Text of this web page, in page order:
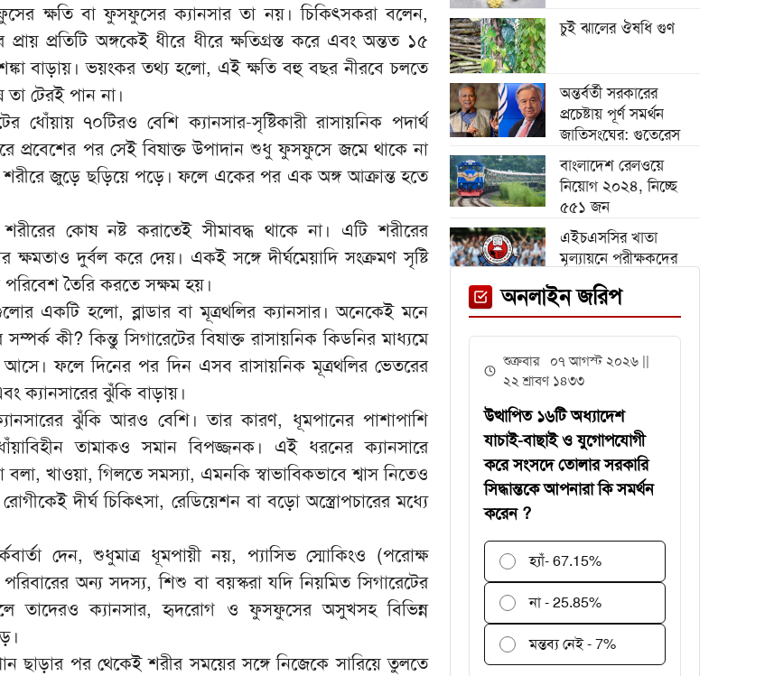
ক্ষতি বা ফুসফুসের ক্যানসার তা নয়। চিকিৎসকরা বলেন,
প্রতিটি অঙ্গকেই ধীরে ধীরে ক্ষতিগ্রস্ত করে এবং অন্তত ১৫
বাড়ায়। ভয়ংকর তথ্য হলো, এই ক্ষতি বহু বছর নীরবে চলতে
টেরই পান না।
ধোঁয়ায় ৭০টিরও বেশি ক্যানসার-সৃষ্টিকারী রাসায়নিক পদার্থ
প্রবেশের পর সেই বিষাক্ত উপাদান শুধু ফুসফুসে জমে থাকে না
শরীরে জুড়ে ছড়িয়ে পড়ে। ফলে একের পর এক অঙ্গ আক্রান্ত হতে
কোষ নষ্ট করাতেই সীমাবদ্ধ থাকে না। এটি শরীরের
ক্ষমতাও দুর্বল করে দেয়। একই সঙ্গে দীর্ঘমেয়াদি সংক্রমণ সৃষ্টি
তৈরি করতে সক্ষম হয়।
একটি হলো, ব্লাডার বা মূত্রথলির ক্যানসার। অনেকেই মনে
কী? কিন্তু সিগারেটের বিষাক্ত রাসায়নিক কিডনির মাধ্যমে
আসে। ফলে দিনের পর দিন এসব রাসায়নিক মূত্রথলির ভেতরের
ক্যানসারের ঝুঁকি বাড়ায়।
ঝুঁকি আরও বেশি। তার কারণ, ধূমপানের পাশাপাশি
তামাকও সমান বিপজ্জনক। এই ধরনের ক্যানসারে
খাওয়া, গিলতে সমস্যা, এমনকি স্বাভাবিকভাবে শ্বাস নিতেও
দীর্ঘ চিকিৎসা, রেডিয়েশন বা বড়ো অস্ত্রোপচারের মধ্যে
দেন, শুধুমাত্র ধূমপায়ী নয়, প্যাসিভ স্মোকিংও (পরোক্ষ
অন্য সদস্য, শিশু বা বয়স্করা যদি নিয়মিত সিগারেটের
তাদেরও ক্যানসার, হৃদরোগ ও ফুসফুসের অসুখসহ বিভিন্ন
ছাড়ার পর থেকেই শরীর সময়ের সঙ্গে নিজেকে সারিয়ে তুলতে
পাউরুটি ফ্রিজে রাখলে
পুষ্টিগুণ নষ্ট হয়?
চট্টগ্রামে মসজিদে চুরি
হওয়া পৌনে ২ লাখ
টাকাসহ আটক ২
অস্ট্রিয়া ম্যাচের আগে
এক তারকাকে হারাল
গবেষণা অনুদান দেবে
আবেদন ৩১ জুলাই
পর্যন্ত
রোনালদিনহোকে ছাড়িয়ে
গেলেন ভিনিসিয়ুস
ফেনী স্টেশনে মেঘনা
চুই ঝালের ঔষধি গুণ
অন্তর্বর্তী সরকারের
প্রচেষ্টায় পূর্ণ সমর্থন
জাতিসংঘের: গুতেরেস
বাংলাদেশ রেলওয়ে
নিয়োগ ২০২৪, নিচ্ছে
৫৫১ জন
এইচএসসির খাতা
মূল্যায়নে পরীক্ষকদের
জন্য সময় বাড়ল ২ দিন
অনলাইন জরিপ
শুক্রবার ০৭ আগস্ট ২০২৬ ||
২২ শ্রাবণ ১৪৩৩
উত্থাপিত ১৬টি অধ্যাদেশ
যাচাই-বাছাই ও যুগোপযোগী
করে সংসদে তোলার সরকারি
সিদ্ধান্তকে আপনারা কি সমর্থন
করেন ?
হ্যাঁ- 67.15%
না - 25.85%
মন্তব্য নেই - 7%